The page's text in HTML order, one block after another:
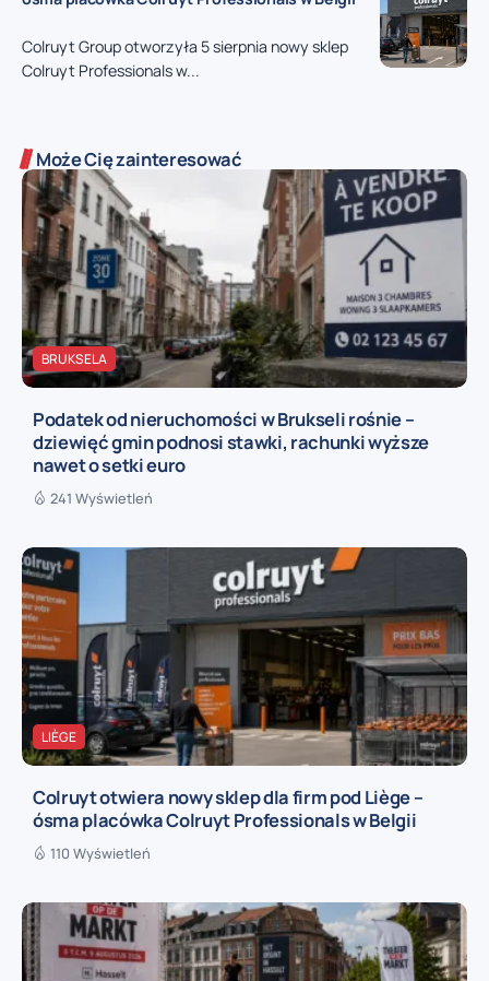
Colruyt Group otworzyła 5 sierpnia nowy sklep
Colruyt Professionals w...
Może Cię zainteresować
BRUKSELA
Podatek od nieruchomości w Brukseli rośnie –
dziewięć gmin podnosi stawki, rachunki wyższe
nawet o setki euro
241 Wyświetleń
LIÈGE
Colruyt otwiera nowy sklep dla firm pod Liège –
ósma placówka Colruyt Professionals w Belgii
110 Wyświetleń